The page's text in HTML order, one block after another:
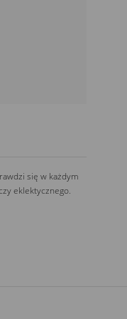
się w każdym
eklektycznego.